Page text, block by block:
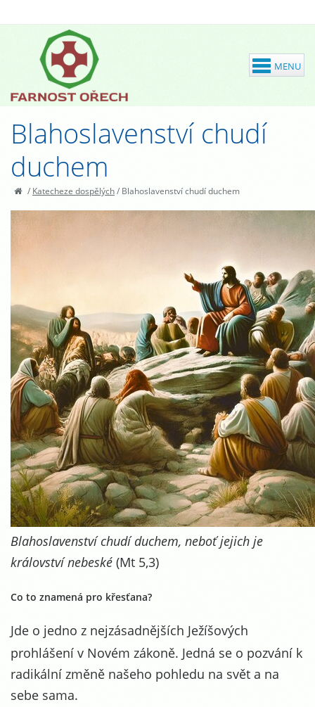
Blahoslavenství chudí
duchem
/ Katecheze dospělých/ Blahoslavenství chudí duchem
Blahoslavenství chudí duchem, neboť jejich je
království nebeské (Mt 5,3)
Co to znamená pro křesťana?
Jde o jedno z nejzásadnějších Ježíšových
prohlášení v Novém zákoně. Jedná se o pozvání k
radikální změně našeho pohledu na svět a na
sebe sama.